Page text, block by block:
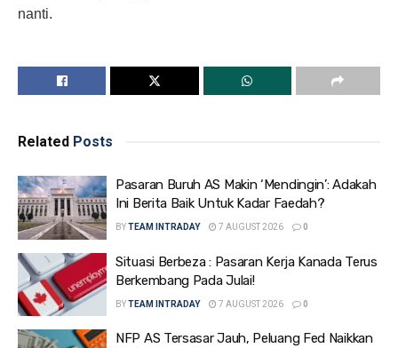
nanti.
Related Posts
Pasaran Buruh AS Makin ‘Mendingin’: Adakah
Ini Berita Baik Untuk Kadar Faedah?
BYTEAM INTRADAY 7 AUGUST 2026 0
Situasi Berbeza : Pasaran Kerja Kanada Terus
Berkembang Pada Julai!
BYTEAM INTRADAY 7 AUGUST 2026 0
NFP AS Tersasar Jauh, Peluang Fed Naikkan